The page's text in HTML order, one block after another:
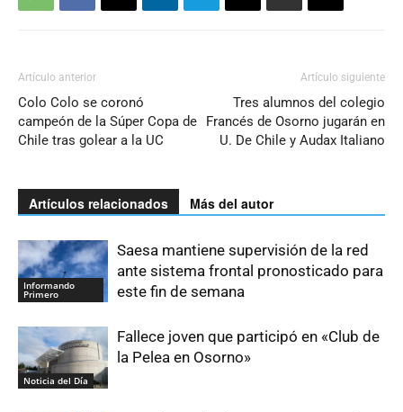
Artículo anterior
Colo Colo se coronó
campeón de la Súper Copa de
Chile tras golear a la UC
Artículo siguiente
Tres alumnos del colegio
Francés de Osorno jugarán en
U. De Chile y Audax Italiano
Artículos relacionados Más del autor
Informando
Primero
Saesa mantiene supervisión de la red
ante sistema frontal pronosticado para
este fin de semana
Noticia del Día
Fallece joven que participó en «Club de
la Pelea en Osorno»